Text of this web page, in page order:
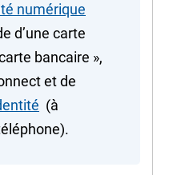
numérique
d’une carte
bancaire »,
et de
(à